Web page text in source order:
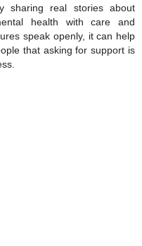
sharing real stories about
health with care and
speak openly, it can help
that asking for support is